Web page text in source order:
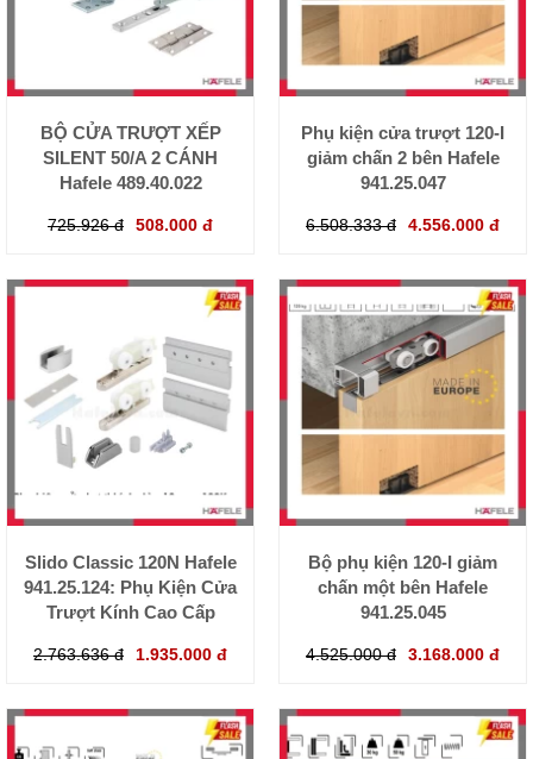
BỘ CỬA TRƯỢT XẾP
SILENT 50/A 2 CÁNH
Hafele 489.40.022
725.926 đ 508.000 đ
Phụ kiện cửa trượt 120-I
giảm chấn 2 bên Hafele
941.25.047
6.508.333 đ 4.556.000 đ
Slido Classic 120N Hafele
941.25.124: Phụ Kiện Cửa
Trượt Kính Cao Cấp
2.763.636 đ 1.935.000 đ
Bộ phụ kiện 120-I giảm
chấn một bên Hafele
941.25.045
4.525.000 đ 3.168.000 đ